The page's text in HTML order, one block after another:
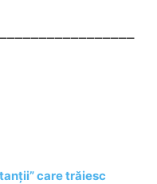
care trăiesc